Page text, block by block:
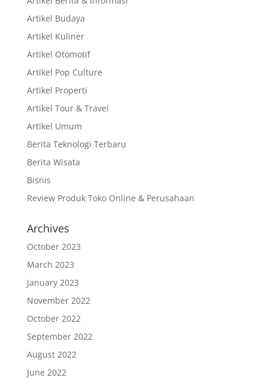
Artikel Budaya
Artikel Kuliner
Artikel Otomotif
Artikel Pop Culture
Artikel Properti
Artikel Tour & Travel
Artikel Umum
Berita Teknologi Terbaru
Berita Wisata
Bisnis
Review Produk Toko Online & Perusahaan
Archives
October 2023
March 2023
January 2023
November 2022
October 2022
September 2022
August 2022
June 2022